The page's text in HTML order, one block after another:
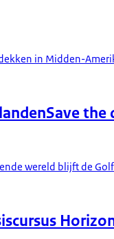
in Midden-
Save the
wereld blijft de